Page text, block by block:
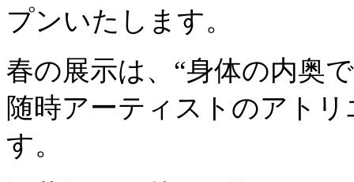
プンいたします。
春の展示は、“身体の内奥
随時アーティストのアト
す。